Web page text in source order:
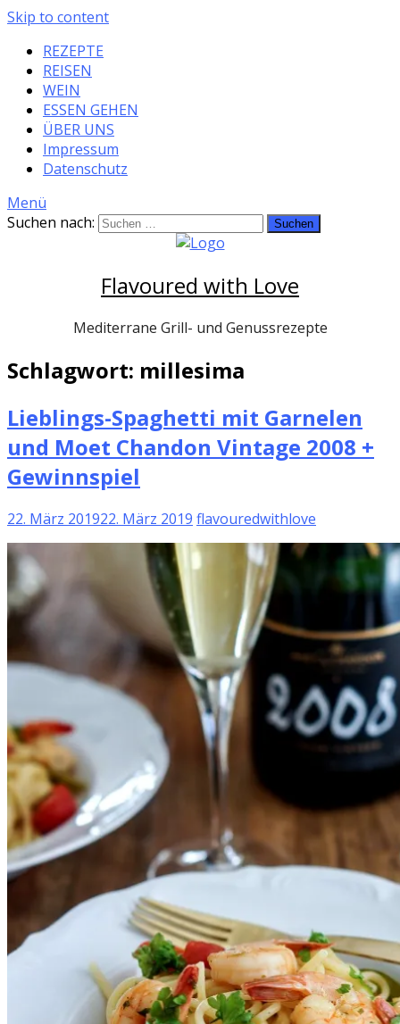
Skip to content
REZEPTE
REISEN
WEIN
ESSEN GEHEN
ÜBER UNS
Impressum
Datenschutz
Menü
Suchen nach:
Flavoured with Love
Mediterrane Grill- und Genussrezepte
Schlagwort: millesima
Lieblings-Spaghetti mit Garnelen
und Moet Chandon Vintage 2008 +
Gewinnspiel
22. März 201922. März 2019 flavouredwithlove